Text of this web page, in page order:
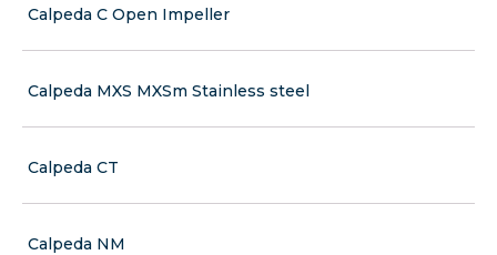
Calpeda C Open Impeller
Calpeda MXS MXSm Stainless steel
Calpeda CT
Calpeda NM